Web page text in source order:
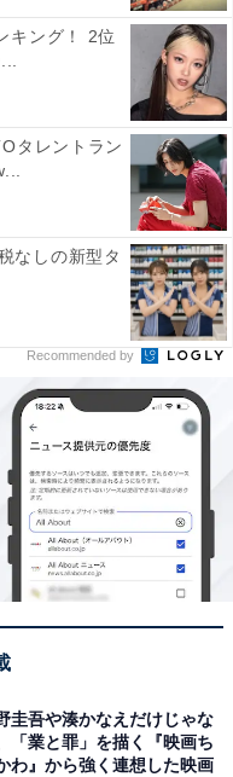
た『コスミックパー
が楽しめるから」（40
神奈川県）、「柿の葉
だけるから」（40代女
にあり、静かに一人
また、地元特産品や温
休憩しながら地域の魅
代女性／秋田県）とい
マです
アバウトに入社後、
執筆やSEOライティ
ニュースチームのメ
ャー・エンタメなど
身。居酒屋巡りとス
ンキング結果を見る
キング！ 2位
タレントラン
なしの新型タ
Recommended by
圭吾や湊かなえだけじゃな
「業と罪」を描く『映画ち
わ』から強く連想した映画